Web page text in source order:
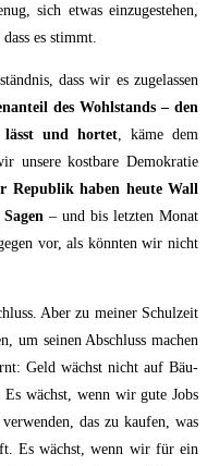
sich etwas ein­zu­ge­ste­hen,
es stimmt.
dass wir es zuge­las­sen
des Wohl­stands – den
und hor­tet , käme dem
unse­re kost­ba­re Demo­kra­tie
Repu­blik haben heu­te Wall
– und bis letz­ten Monat
vor, als könn­ten wir nicht
Aber zu mei­ner Schul­zeit
um sei­nen Abschluss machen
Geld wächst nicht auf Bäu­
wächst, wenn wir gute Jobs
das zu kau­fen, was
Es wächst, wenn wir für ein